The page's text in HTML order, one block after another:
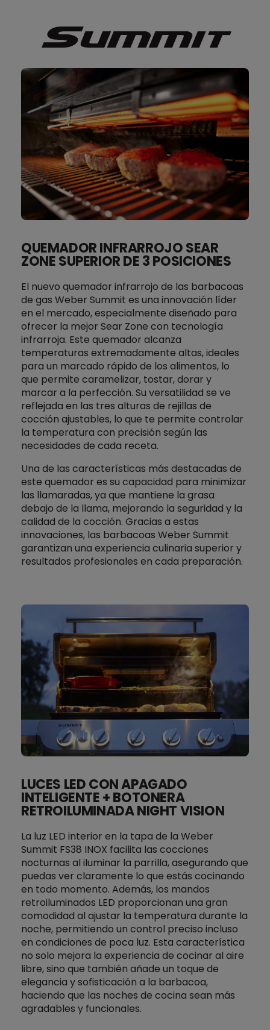
QUEMADOR INFRARROJO SEAR
ZONE SUPERIOR DE 3 POSICIONES
El nuevo quemador infrarrojo de las barbacoas
de gas Weber Summit es una innovación líder
en el mercado, especialmente diseñado para
ofrecer la mejor Sear Zone con tecnología
infrarroja. Este quemador alcanza
temperaturas extremadamente altas, ideales
para un marcado rápido de los alimentos, lo
que permite caramelizar, tostar, dorar y
marcar a la perfección. Su versatilidad se ve
reflejada en las tres alturas de rejillas de
cocción ajustables, lo que te permite controlar
la temperatura con precisión según las
necesidades de cada receta.
Una de las características más destacadas de
este quemador es su capacidad para minimizar
las llamaradas, ya que mantiene la grasa
debajo de la llama, mejorando la seguridad y la
calidad de la cocción. Gracias a estas
innovaciones, las barbacoas Weber Summit
garantizan una experiencia culinaria superior y
resultados profesionales en cada preparación.
LUCES LED CON APAGADO
INTELIGENTE + BOTONERA
RETROILUMINADA NIGHT VISION
La luz LED interior en la tapa de la Weber
Summit FS38 INOX facilita las cocciones
nocturnas al iluminar la parrilla, asegurando que
puedas ver claramente lo que estás cocinando
en todo momento. Además, los mandos
retroiluminados LED proporcionan una gran
comodidad al ajustar la temperatura durante la
noche, permitiendo un control preciso incluso
en condiciones de poca luz. Esta característica
no solo mejora la experiencia de cocinar al aire
libre, sino que también añade un toque de
elegancia y sofisticación a la barbacoa,
haciendo que las noches de cocina sean más
agradables y funcionales.